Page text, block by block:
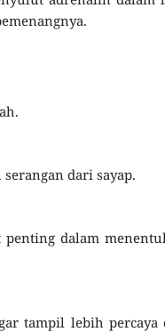
dari sayap.
dalam
tampil lebih percaya